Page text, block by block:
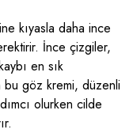
kıyasla daha ince
İnce çizgiler,
en sık
bu göz kremi, düzenli
olurken cilde